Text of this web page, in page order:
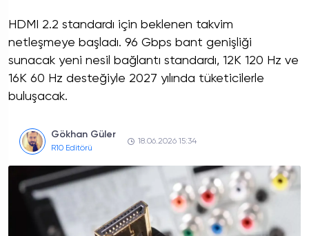
HDMI 2.2 standardı için beklenen takvim
netleşmeye başladı. 96 Gbps bant genişliği
sunacak yeni nesil bağlantı standardı, 12K 120 Hz ve
16K 60 Hz desteğiyle 2027 yılında tüketicilerle
buluşacak.
Gökhan Güler
R10 Editörü
18.06.2026 15:34